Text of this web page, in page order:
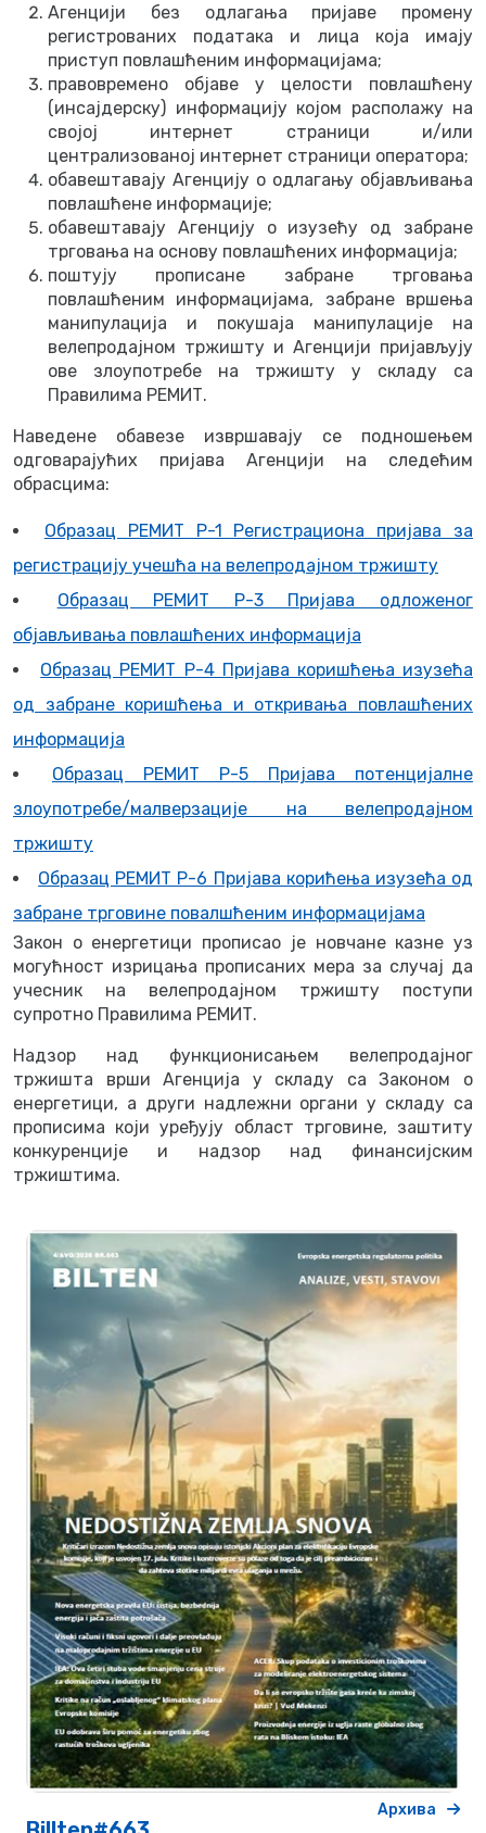
Агенцији без одлагања пријаве промену
регистрованих података и лица која имају
приступ повлашћеним информацијама;
правовремено објаве у целости повлашћену
(инсајдерску) информацију којом располажу на
својој интернет страници и/или
централизованој интернет страници оператора;
обавештавају Агенцију о одлагању објављивања
повлашћене информације;
обавештавају Агенцију о изузећу од забране
трговања на основу повлашћених информација;
поштују прописане забране трговања
повлашћеним информацијама, забране вршења
манипулација и покушаја манипулације на
велепродајном тржишту и Агенцији пријављују
ове злоупотребе на тржишту у складу са
Правилима РЕМИТ.
Наведене обавезе извршавају се подношењем
одговарајућих пријава Агенцији на следећим
обрасцима:
Образац РЕМИТ Р-1 Регистрациона пријава за
регистрацију учешћа на велепродајном тржишту
Образац РЕМИТ Р-3 Пријава одложеног
објављивања повлашћених информација
Образац РЕМИТ Р-4 Пријава коришћења изузећа
од забране коришћења и откривања повлашћених
информација
Образац РЕМИТ Р-5 Пријава потенцијалне
злоупотребе/малверзације на велепродајном
тржишту
Образац РЕМИТ Р-6 Пријава корићења изузећа од
забране трговине повалшћеним информацијама
Закон о енергетици прописао је новчане казне уз
могућност изрицања прописаних мера за случај да
учесник на велепродајном тржишту поступи
супротно Правилима РЕМИТ.
Надзор над функционисањем велепродајног
тржишта врши Агенција у складу са Законом о
енергетици, а други надлежни органи у складу са
прописима који уређују област трговине, заштиту
конкуренције и надзор над финансијским
тржиштима.
Архива